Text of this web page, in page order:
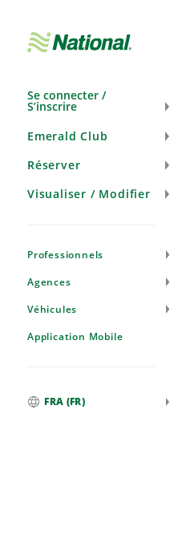
navigation
Se connecter /
S’inscrire
Emerald Club
Réserver
Visualiser / Modifier
Professionnels
Agences
Véhicules
Application Mobile
FRA (FR)